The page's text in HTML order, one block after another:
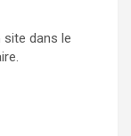
dans le